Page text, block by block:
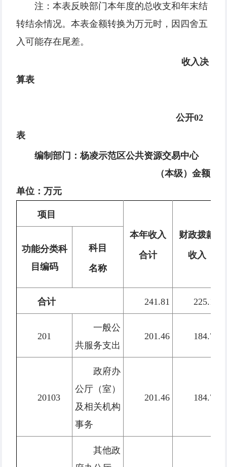
注：本表反映部门本年度的总收支和年末结
转结余情况。本表金额转换为万元时，因四舍五
入可能存在尾差。
收入决
算表
公开02
表
编制部门：杨凌示范区公共资源交易中心
（本级） 金额
单位： 万元
项目
本年收入
合计
财政拨款
收入
功能分类科
目编码
科目
名称
合计 241.81 225.14
201
一般公
共服务支出
201.46 184.79
20103
政府办
公厅（室）
及相关机构
事务
201.46 184.79
其他政